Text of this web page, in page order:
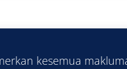
kesemua